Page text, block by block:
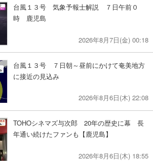
台風１３号 気象予報士解説 ７日午前０
時 鹿児島
2026年8月7日(金) 00:18
台風１３号 ７日朝～昼前にかけて奄美地方
に接近の見込み
2026年8月6日(木) 22:08
TOHOシネマズ与次郎 20年の歴史に幕 長
年通い続けたファンも【鹿児島】
2026年8月6日(木) 18:55